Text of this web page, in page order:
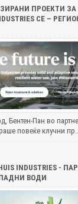
ПРОЕКТИ
CE –
Бентен-Пан во
повеќе клучни пр...
INDUSTRIES -
ВОДИ